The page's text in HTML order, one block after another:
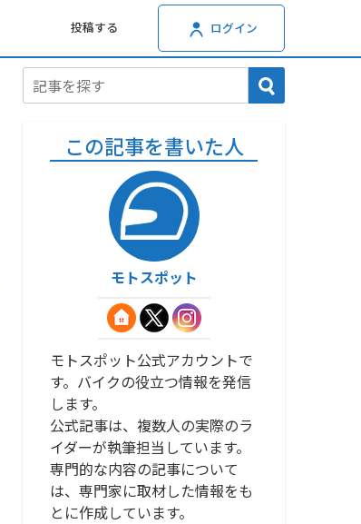
投稿する ログイン
この記事を書いた人
モトスポット
モトスポット公式アカウントで
す。バイクの役立つ情報を発信
します。
公式記事は、複数人の実際のラ
イダーが執筆担当しています。
専門的な内容の記事について
は、専門家に取材した情報をも
とに作成しています。